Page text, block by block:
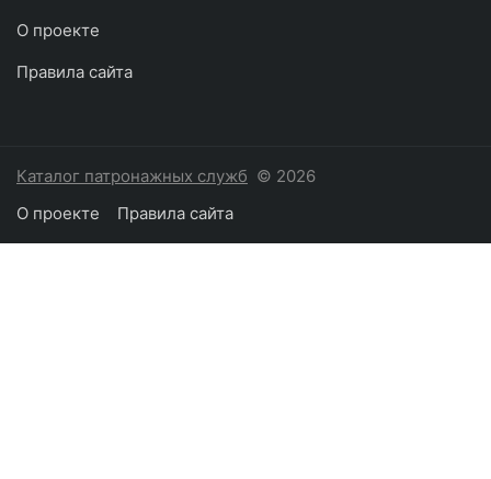
О проекте
Правила сайта
Каталог патронажных служб © 2026
О проекте
Правила сайта